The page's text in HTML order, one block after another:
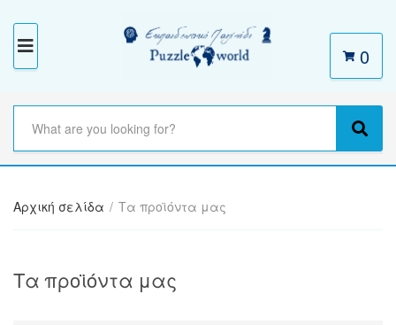
M
N
U
a
t
g
n
S
a
r
h
t
S
e
a
0
Αρχική σελίδα / Τα προϊόντα μας
Τα προϊόντα μας